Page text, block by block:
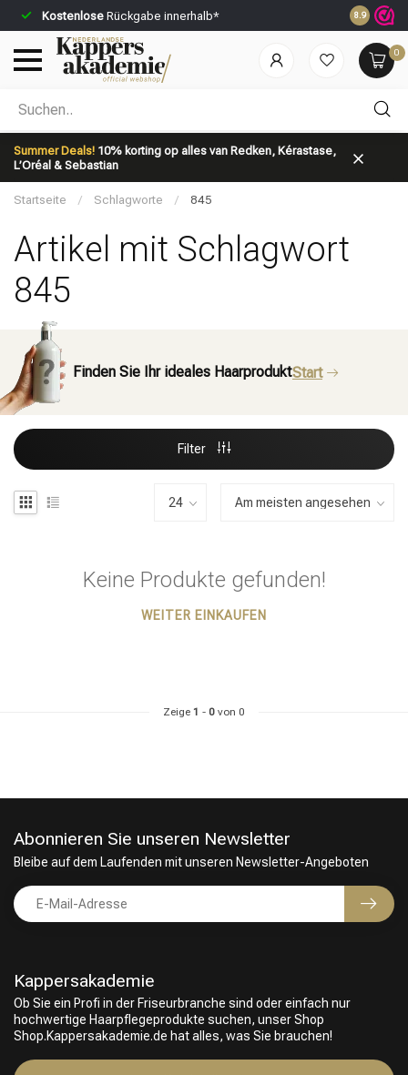
Kostenlose Rückgabe innerhalb* Vor 23:59
8.9
0
Summer Deals! 10% korting op alles van Redken, Kérastase,
L’Oréal & Sebastian
Nach welcher Kategorie suchst du?
Marken
Startseite / Schlagworte / 845
Artikel mit Schlagwort
845
Finden Sie Ihr ideales HaarproduktStart
Filter
Keine Produkte gefunden!
WEITER EINKAUFEN
Zeige 1 - 0 von 0
Kappersakademie
Ob Sie ein Profi in der Friseurbranche sind oder einfach nur
hochwertige Haarpflegeprodukte suchen, unser Shop
Shop.Kappersakademie.de hat alles, was Sie brauchen!
Abonnieren Sie unseren Newsletter
Bleibe auf dem Laufenden mit unseren Newsletter-Angeboten